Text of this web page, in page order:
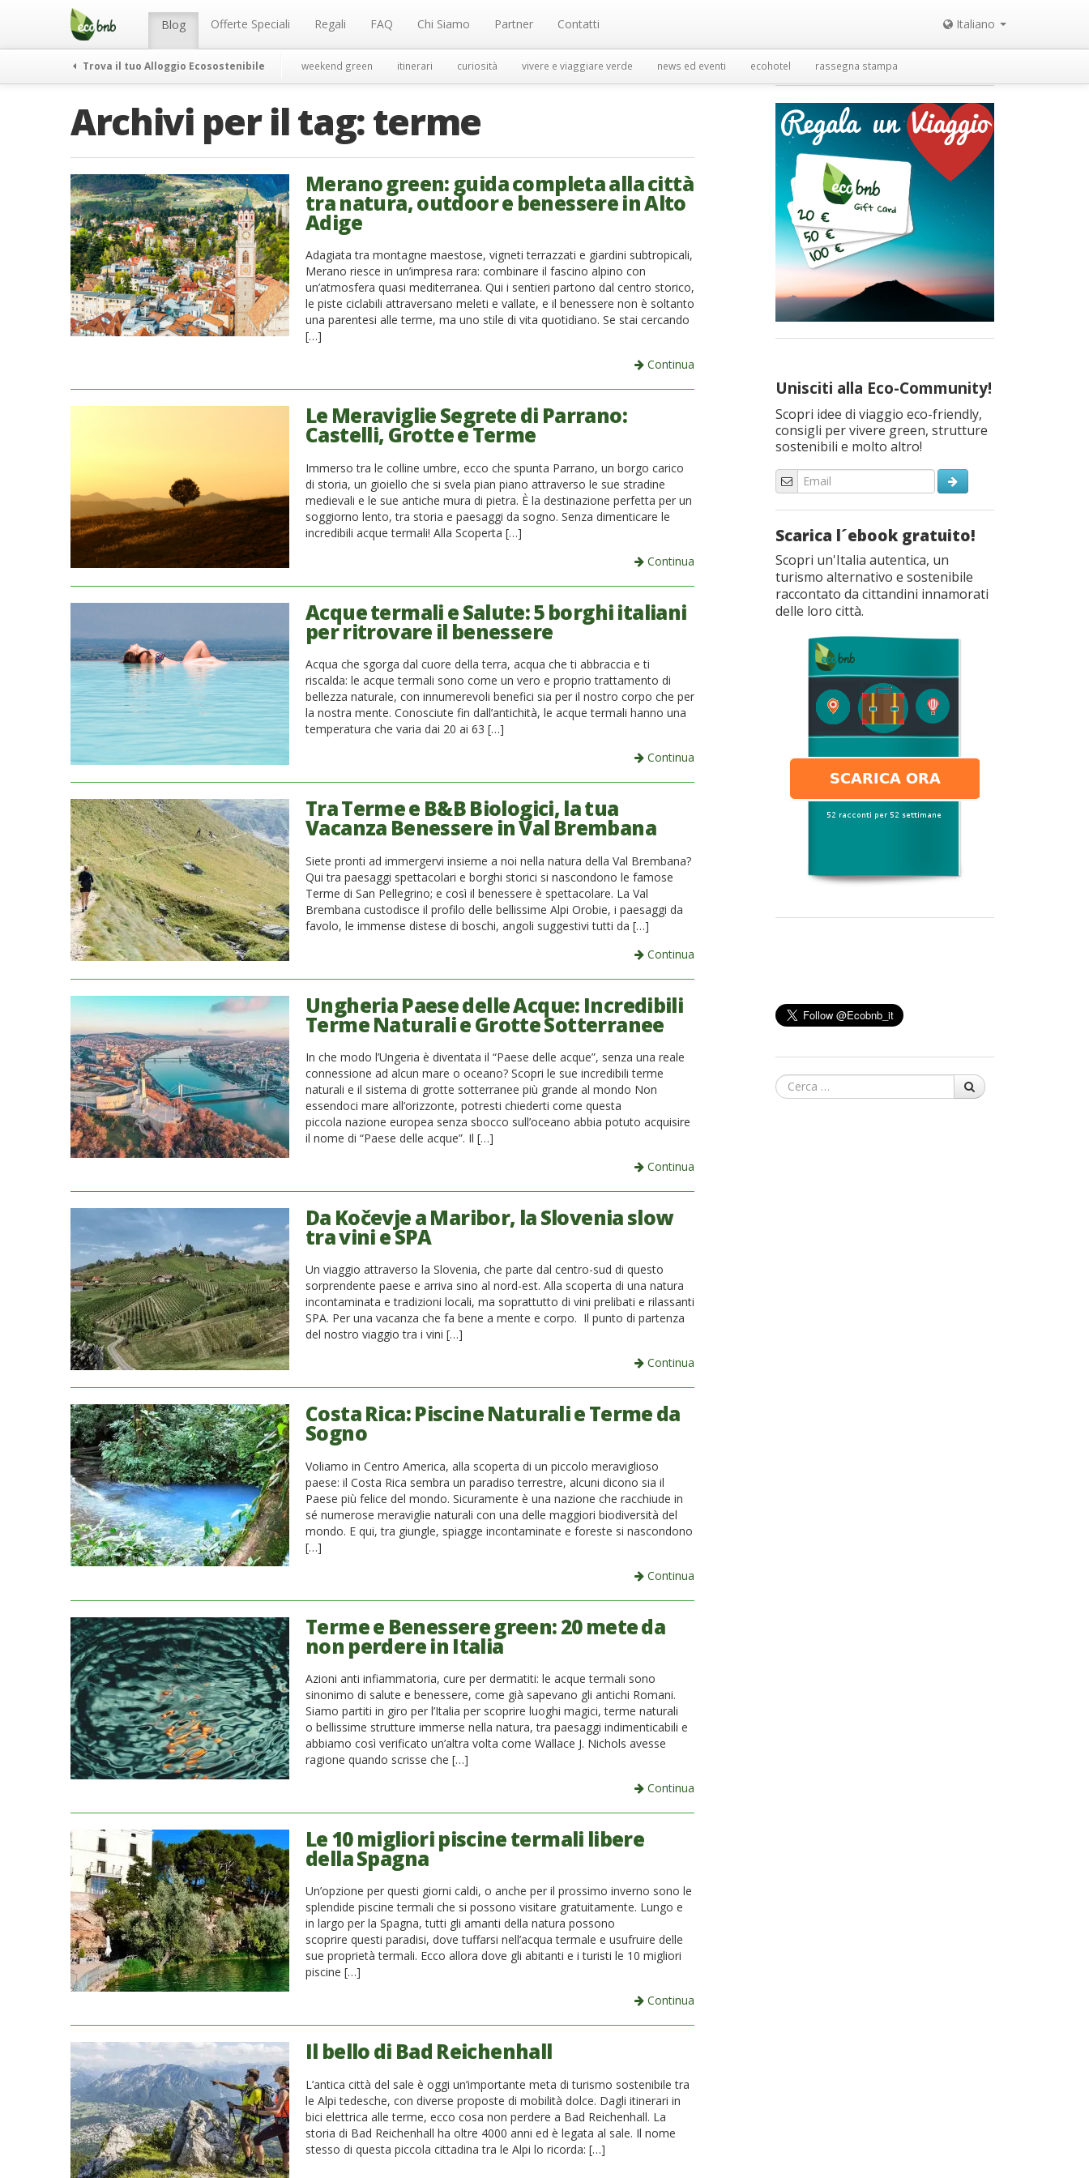
Menu Blog Offerte Speciali Regali FAQ Chi Siamo Partner Contatti Italiano
Trova il tuo Alloggio Ecosostenibile weekend green itinerari curiosità vivere e viaggiare verde news ed eventi ecohotel rassegna stampa
Archivi per il tag:terme
Merano green: guida completa alla città
tra natura, outdoor e benessere in Alto
Adige
Adagiata tra montagne maestose, vigneti terrazzati e giardini subtropicali,
Merano riesce in un’impresa rara: combinare il fascino alpino con
un’atmosfera quasi mediterranea. Qui i sentieri partono dal centro storico,
le piste ciclabili attraversano meleti e vallate, e il benessere non è soltanto
una parentesi alle terme, ma uno stile di vita quotidiano. Se stai cercando
[…]
Continua
Le Meraviglie Segrete di Parrano:
Castelli, Grotte e Terme
Immerso tra le colline umbre, ecco che spunta Parrano, un borgo carico
di storia, un gioiello che si svela pian piano attraverso le sue stradine
medievali e le sue antiche mura di pietra. È la destinazione perfetta per un
soggiorno lento, tra storia e paesaggi da sogno. Senza dimenticare le
incredibili acque termali! Alla Scoperta […]
Continua
Acque termali e Salute: 5 borghi italiani
per ritrovare il benessere
Acqua che sgorga dal cuore della terra, acqua che ti abbraccia e ti
riscalda: le acque termali sono come un vero e proprio trattamento di
bellezza naturale, con innumerevoli benefici sia per il nostro corpo che per
la nostra mente. Conosciute fin dall’antichità, le acque termali hanno una
temperatura che varia dai 20 ai 63 […]
Continua
Tra Terme e B&B Biologici, la tua
Vacanza Benessere in Val Brembana
Siete pronti ad immergervi insieme a noi nella natura della Val Brembana?
Qui tra paesaggi spettacolari e borghi storici si nascondono le famose
Terme di San Pellegrino; e così il benessere è spettacolare. La Val
Brembana custodisce il profilo delle bellissime Alpi Orobie, i paesaggi da
favolo, le immense distese di boschi, angoli suggestivi tutti da […]
Continua
Ungheria Paese delle Acque: Incredibili
Terme Naturali e Grotte Sotterranee
In che modo l’Ungeria è diventata il “Paese delle acque”, senza una reale
connessione ad alcun mare o oceano? Scopri le sue incredibili terme
naturali e il sistema di grotte sotterranee più grande al mondo Non
essendoci mare all’orizzonte, potresti chiederti come questa
piccola nazione europea senza sbocco sull’oceano abbia potuto acquisire
il nome di “Paese delle acque”. Il […]
Continua
Da Kočevje a Maribor, la Slovenia slow
tra vini e SPA
Un viaggio attraverso la Slovenia, che parte dal centro-sud di questo
sorprendente paese e arriva sino al nord-est. Alla scoperta di una natura
incontaminata e tradizioni locali, ma soprattutto di vini prelibati e rilassanti
SPA. Per una vacanza che fa bene a mente e corpo. Il punto di partenza
del nostro viaggio tra i vini […]
Continua
Costa Rica: Piscine Naturali e Terme da
Sogno
Voliamo in Centro America, alla scoperta di un piccolo meraviglioso
paese: il Costa Rica sembra un paradiso terrestre, alcuni dicono sia il
Paese più felice del mondo. Sicuramente è una nazione che racchiude in
sé numerose meraviglie naturali con una delle maggiori biodiversità del
mondo. E qui, tra giungle, spiagge incontaminate e foreste si nascondono
[…]
Continua
Terme e Benessere green: 20 mete da
non perdere in Italia
Azioni anti infiammatoria, cure per dermatiti: le acque termali sono
sinonimo di salute e benessere, come già sapevano gli antichi Romani.
Siamo partiti in giro per l’Italia per scoprire luoghi magici, terme naturali
o bellissime strutture immerse nella natura, tra paesaggi indimenticabili e
abbiamo così verificato un’altra volta come Wallace J. Nichols avesse
ragione quando scrisse che […]
Continua
Le 10 migliori piscine termali libere
della Spagna
Un’opzione per questi giorni caldi, o anche per il prossimo inverno sono le
splendide piscine termali che si possono visitare gratuitamente. Lungo e
in largo per la Spagna, tutti gli amanti della natura possono
scoprire questi paradisi, dove tuffarsi nell’acqua termale e usufruire delle
sue proprietà termali. Ecco allora dove gli abitanti e i turisti le 10 migliori
piscine […]
Continua
Il bello di Bad Reichenhall
L’antica città del sale è oggi un’importante meta di turismo sostenibile tra
le Alpi tedesche, con diverse proposte di mobilità dolce. Dagli itinerari in
bici elettrica alle terme, ecco cosa non perdere a Bad Reichenhall. La
storia di Bad Reichenhall ha oltre 4000 anni ed è legata al sale. Il nome
stesso di questa piccola cittadina tra le Alpi lo ricorda: […]
Unisciti alla Eco-Community!
Scopri idee di viaggio eco-friendly,
consigli per vivere green, strutture
sostenibili e molto altro!
Scarica l´ebook gratuito!
Scopri un'Italia autentica, un
turismo alternativo e sostenibile
raccontato da cittandini innamorati
delle loro città.
Cerca